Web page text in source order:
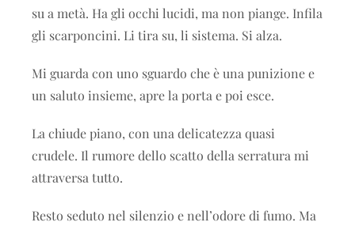
su a metà. Ha gli occhi lucidi, ma non piange. Infila
gli scarponcini. Li tira su, li sistema. Si alza.
Mi guarda con uno sguardo che è una punizione e
un saluto insieme, apre la porta e poi esce.
La chiude piano, con una delicatezza quasi
crudele. Il rumore dello scatto della serratura mi
attraversa tutto.
Resto seduto nel silenzio e nell’odore di fumo. Ma